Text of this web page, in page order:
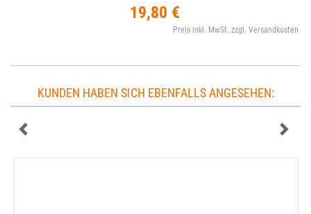
19,80 €
Preis inkl. MwSt. zzgl. Versandkosten
KUNDEN HABEN SICH EBENFALLS ANGESEHEN: